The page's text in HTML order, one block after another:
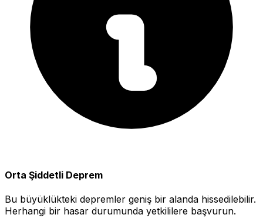
Orta Şiddetli Deprem
Bu büyüklükteki depremler geniş bir alanda hissedilebilir.
Herhangi bir hasar durumunda yetkililere başvurun.